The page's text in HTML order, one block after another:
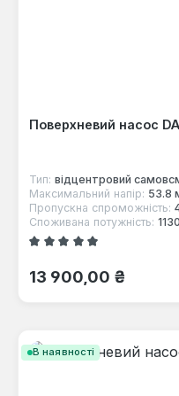
Поверхневий насос
Тип: відцентровий
Максимальний напір: 53.8
Пропускна спроможність:
Споживана потужність:
Середня оцінка 5 з 5 зірок
Звичайна ціна:
13 900,00 ₴
В наявності